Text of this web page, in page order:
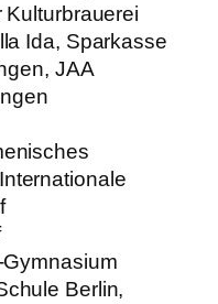
Ida, Sparkasse
JAA
Berlin,